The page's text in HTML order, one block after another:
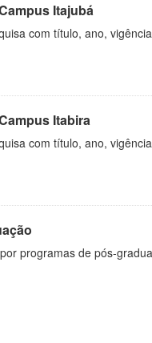
Itajubá
com título, ano,
Itabira
com título, ano,
programas de pós-